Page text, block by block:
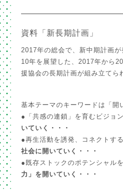
資料「新長期計画」
2017年の総会で、新中期計画
10年を展望した、2017年から
援協会の長期計画が組み立てら
基本テーマのキーワードは「開
●「共感の連鎖」を育むビジョン
いていく・・・
●再生活動を誘発、コネクトす
社会に開いていく・・・
●既存ストックのポテンシャルを
力」を開いていく・・・